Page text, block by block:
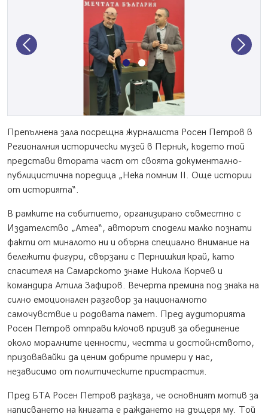
Previous Next
Препълнена зала посрещна журналиста Росен Петров в
Регионалния исторически музей в Перник, където той
представи втората част от своята документално-
публицистична поредица „Нека помним II. Още истории
от историята“.
В рамките на събитието, организирано съвместно с
Издателство „Атеа“, авторът сподели малко познати
факти от миналото ни и обърна специално внимание на
бележити фигури, свързани с Пернишкия край, като
спасителя на Самарското знаме Никола Корчев и
командира Атила Зафиров. Вечерта премина под знака на
силно емоционален разговор за националното
самочувствие и родовата памет. Пред аудиторията
Росен Петров отправи ключов призив за обединение
около моралните ценности, честта и достойнството,
призовавайки да ценим добрите примери у нас,
независимо от политическите пристрастия.
Пред БТА Росен Петров разказа, че основният мотив за
написването на книгата е раждането на дъщеря му. Той